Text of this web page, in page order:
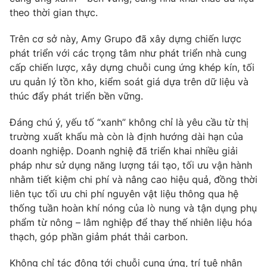
Ðiện thoại Thời báo VTV:
024.66 897 897
Liên hệ quảng cáo:024-7300.7108
® Cấm sao chép dưới mọi hình thức nếu không có sự chấp
thuận bằng văn bản. Ghi rõ nguồn VTV.vn khi phát hành lại
thông tin từ website này.
theo thời gian thực.
Trên cơ sở này, Amy Grupo đã xây dựng chiến lược
phát triển với các trọng tâm như phát triển nhà cung
cấp chiến lược, xây dựng chuỗi cung ứng khép kín, tối
ưu quản lý tồn kho, kiểm soát giá dựa trên dữ liệu và
thúc đẩy phát triển bền vững.
Đáng chú ý, yếu tố “xanh” không chỉ là yêu cầu từ thị
trường xuất khẩu mà còn là định hướng dài hạn của
doanh nghiệp. Doanh nghiệ đã triển khai nhiều giải
pháp như sử dụng năng lượng tái tạo, tối ưu vận hành
nhằm tiết kiệm chi phí và nâng cao hiệu quả, đồng thời
liên tục tối ưu chi phí nguyên vật liệu thông qua hệ
thống tuần hoàn khí nóng của lò nung và tận dụng phụ
phẩm từ nông – lâm nghiệp để thay thế nhiên liệu hóa
thạch, góp phần giảm phát thải carbon.
Không chỉ tác động tới chuỗi cung ứng, trí tuệ nhân